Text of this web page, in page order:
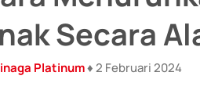
Secara
Platinum♦ 2 Februari 2024